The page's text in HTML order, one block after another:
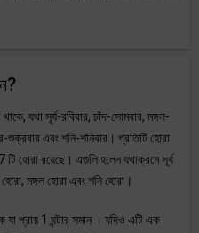
যথা সূর্য-রবিবার, চাঁদ-সোমবার, মঙ্গল-
শুক্রবার এবং শনি-শনিবার। প্রতিটি হোরা
হোরা রয়েছে। এগুলি হলেন যথাক্রমে সূর্য
মঙ্গল হোরা এবং শনি হোরা।
প্রায় 1 ঘন্টার সমান । যদিও এটি এক